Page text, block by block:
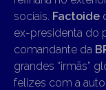
sociais. Factoide
ex-presidenta do
comandante da
grandes “irmãs”
felizes com a